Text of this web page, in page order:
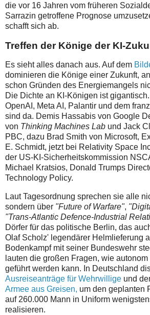
die vor 16 Jahren vom früheren
Sarrazin getroffene Prognose
schafft sich ab.
Treffen der Könige der KI-
Es sieht alles danach aus. Auf dem
dominieren die Könige einer Zukunft,
schon Gründen des Energiemangels
Die Dichte an KI-Königen ist
OpenAI, Meta AI, Palantir und dem
sind da. Demis Hassabis von Google
von Thinking Machines Lab und Jack
PBC, dazu Brad Smith von Microsoft,
E. Schmidt, jetzt bei Relativity Space
der US-KI-Sicherheitskommission
Michael Kratsios, Donald Trumps
Technology Policy.
Laut Tagesordnung sprechen sie alle
sondern über "Future of Warfare",
"Trans-Atlantic Defence-Industrial
Dörfer für das politische Berlin, das
Olaf Scholz' legendärer Helmlieferung
Bodenkampf mit seiner Bundeswehr
lauten die großen Fragen, wie
geführt werden kann. In Deutschland
Ausreiseanträge für Wehrwillige und
Armee aus Greisen, um den geplanten
auf 260.000 Mann in Uniform
realisieren.